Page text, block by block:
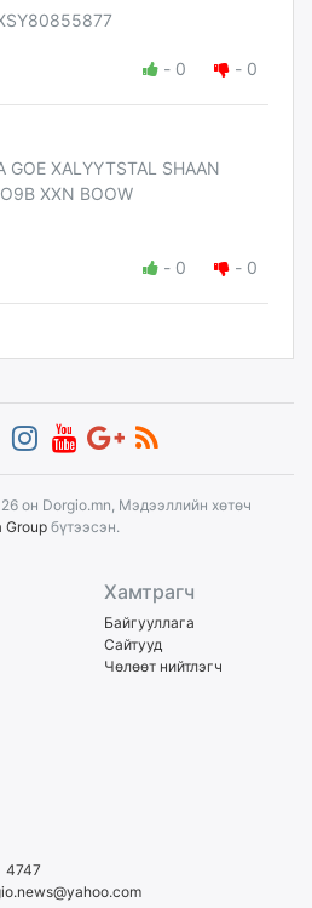
- 0 - 0
GOE XALYYTSTAL SHAAN
XXN BOOW
- 0 - 0
он Dorgio.mn, Мэдээллийн хөтөч
Group бүтээсэн.
Хамтрагч
Байгууллага
Сайтууд
Чөлөөт нийтлэгч
4747